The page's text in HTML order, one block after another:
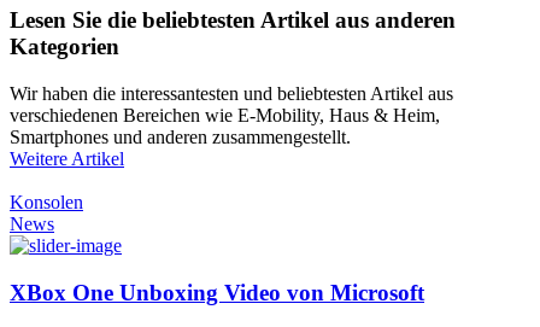
Lesen Sie die beliebtesten Artikel aus anderen
Kategorien
Wir haben die interessantesten und beliebtesten Artikel aus
verschiedenen Bereichen wie E-Mobility, Haus & Heim,
Smartphones und anderen zusammengestellt.
Weitere Artikel
Konsolen
News
XBox One Unboxing Video von Microsoft